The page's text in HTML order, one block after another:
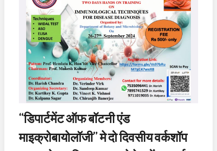
“डिपार्टमेंट ऑफ बॉटनी एंड
माइक्रोबायोलॉजी” मे दो दिवसीय वर्कशॉप